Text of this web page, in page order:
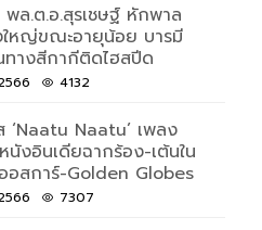
พล.ต.อ.สุรเชษฐ์ หักพาล
ใหญ่ขณะอายุน้อย บารมี
ทางสีกากีติดไฮสปีด
4132
‘Naatu Naatu’ เพลง
นังอินเดียฉากร้อง-เต้นใน
ออสการ์-Golden Globes
7307